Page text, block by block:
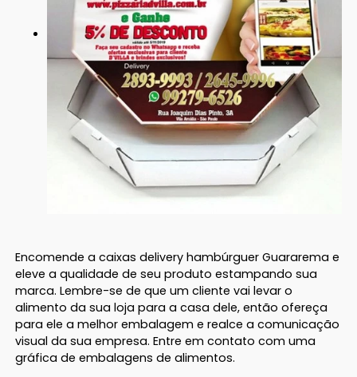
Encomende a caixas delivery hambúrguer Guararema e
eleve a qualidade de seu produto estampando sua
marca. Lembre-se de que um cliente vai levar o
alimento da sua loja para a casa dele, então ofereça
para ele a melhor embalagem e realce a comunicação
visual da sua empresa. Entre em contato com uma
gráfica de embalagens de alimentos.